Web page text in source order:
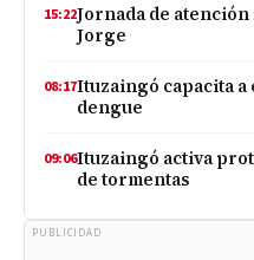
15:22Jornada de
Jorge
08:17Ituzaingó capacita
dengue
09:06Ituzaingó activa
de tormentas
PUBLICIDAD